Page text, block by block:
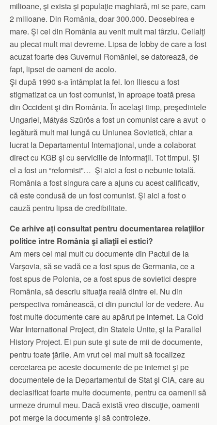
milioane, şi exista şi populaţie maghiară, mi se pare, cam
2 milioane. Din România, doar 300.000. Deosebirea e
mare. Şi cei din România au venit mult mai târziu. Ceilalţi
au plecat mult mai devreme. Lipsa de lobby de care a fost
acuzat foarte des Guvernul României, se datorează, de
fapt, lipsei de oameni de acolo.
Şi după 1990 s-a întâmplat la fel. Ion Iliescu a fost
stigmatizat ca un fost comunist, în aproape toată presa
din Occident şi din România. În acelaşi timp, preşedintele
Ungariei, Mátyás Szürös a fost un comunist care a avut o
legătură mult mai lungă cu Uniunea Sovietică, chiar a
lucrat la Departamentul Internaţional, unde a colaborat
direct cu KGB şi cu serviciile de informaţii. Tot timpul. Şi
el a fost un “reformist”… Şi aici a fost o nebunie totală.
România a fost singura care a ajuns cu acest calificativ,
că este condusă de un fost comunist. Şi aici a fost o
cauză pentru lipsa de credibilitate.
Ce arhive aţi consultat pentru documentarea relaţiilor
politice între România şi aliaţii ei estici?
Am mers cel mai mult cu documente din Pactul de la
Varşovia, să se vadă ce a fost spus de Germania, ce a
fost spus de Polonia, ce a fost spus de sovietici despre
România, să descriu situaţia reală dintre ei. Nu din
perspectiva românească, ci din punctul lor de vedere. Au
fost multe documente care au apărut pe internet. La Cold
War International Project, din Statele Unite, şi la Parallel
History Project. Ei pun sute şi sute de mii de documente,
pentru toate ţările. Am vrut cel mai mult să focalizez
cercetarea pe aceste documente de pe internet şi pe
documentele de la Departamentul de Stat şi CIA, care au
declasificat foarte multe documente, pentru ca oamenii să
urmeze drumul meu. Dacă există vreo discuţie, oamenii
pot merge la documente şi să controleze.